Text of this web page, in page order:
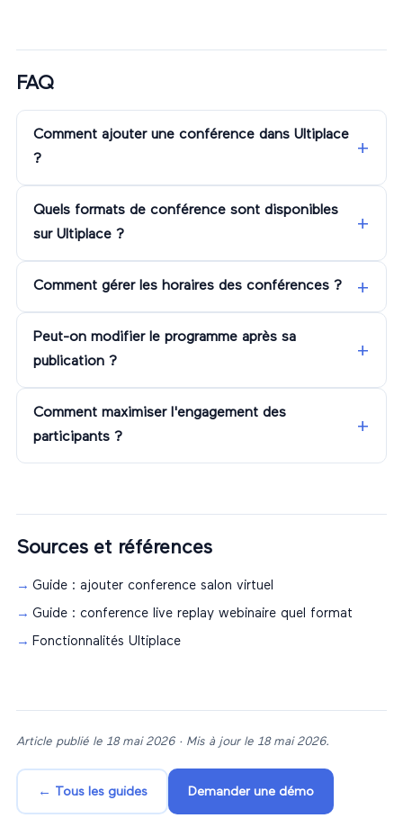
FAQ
Comment ajouter une conférence dans Ultiplace
?
Quels formats de conférence sont disponibles
sur Ultiplace ?
Comment gérer les horaires des conférences ?
Peut-on modifier le programme après sa
publication ?
Comment maximiser l'engagement des
participants ?
Sources et références
Guide : ajouter conference salon virtuel
Guide : conference live replay webinaire quel format
Fonctionnalités Ultiplace
Article publié le 18 mai 2026· Mis à jour le 18 mai 2026.
← Tous les guides Demander une démo